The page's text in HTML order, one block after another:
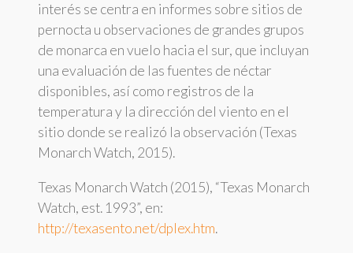
interés se centra en informes sobre sitios de
pernocta u observaciones de grandes grupos
de monarca en vuelo hacia el sur, que incluyan
una evaluación de las fuentes de néctar
disponibles, así como registros de la
temperatura y la dirección del viento en el
sitio donde se realizó la observación (Texas
Monarch Watch, 2015).
Texas Monarch Watch (2015), “Texas Monarch
Watch, est. 1993”, en:
http://texasento.net/dplex.htm.